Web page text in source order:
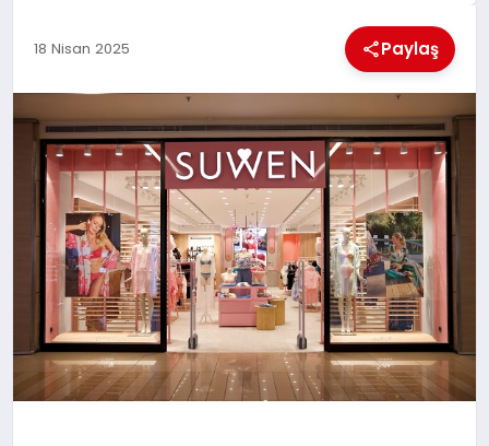
MAGAZIN
SAĞLIK
SIYASET
SPOR
TEKNOLOJI
18 Nisan 2025 Paylaş